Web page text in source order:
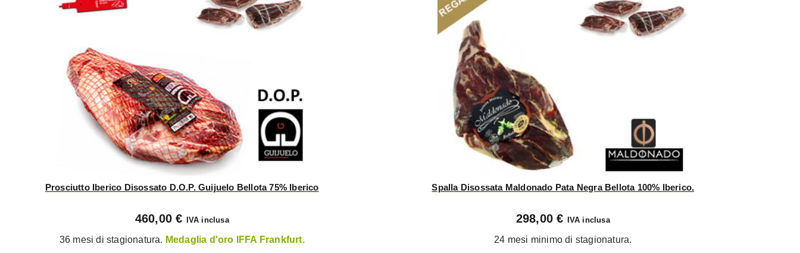
Prosciutto Iberico Disossato D.O.P. Guijuelo Bellota 75% Iberico
460,00 € IVA inclusa
36 mesi di stagionatura. Medaglia d'oro IFFA Frankfurt.
Spalla Disossata Maldonado Pata Negra Bellota 100% Iberico.
298,00 € IVA inclusa
24 mesi minimo di stagionatura.